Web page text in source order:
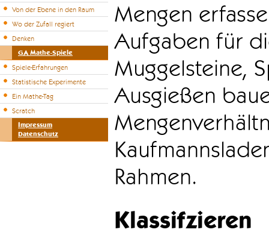
Von der Ebene in den Raum
Wo der Zufall regiert
Denken
GA Mathe-Spiele
Spiele-Erfahrungen
Statistische Experimente
Ein Mathe-Tag
Scratch
Impressum
Datenschutz
Mengen
Aufgaben für
Muggelsteine,
Ausgießen
Rahmen.
Klassifzieren